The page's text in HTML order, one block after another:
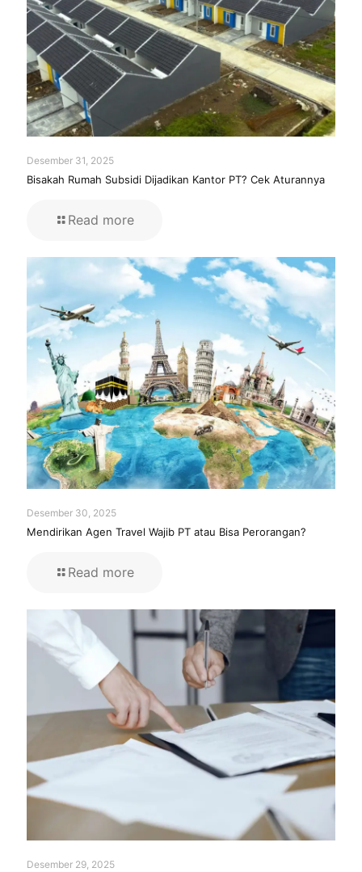
Desember 31, 2025
Bisakah Rumah Subsidi Dijadikan Kantor PT? Cek Aturannya
Read more
Desember 30, 2025
Mendirikan Agen Travel Wajib PT atau Bisa Perorangan?
Read more
Desember 29, 2025